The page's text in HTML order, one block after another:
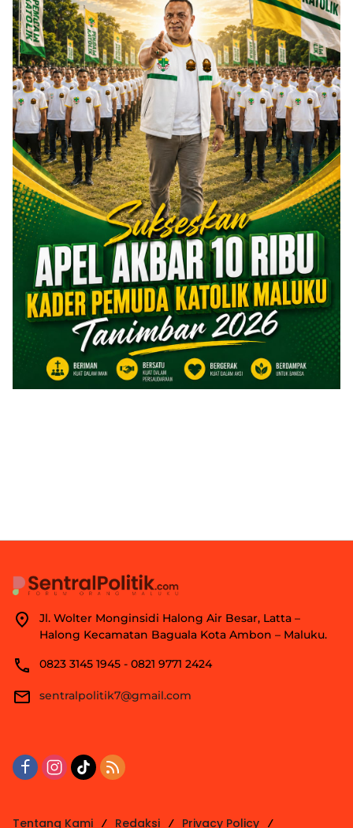
Jl. Wolter Monginsidi Halong Air Besar, Latta –
Halong Kecamatan Baguala Kota Ambon – Maluku.
0823 3145 1945 - 0821 9771 2424
sentralpolitik7@gmail.com
Tentang Kami Redaksi Privacy Policy